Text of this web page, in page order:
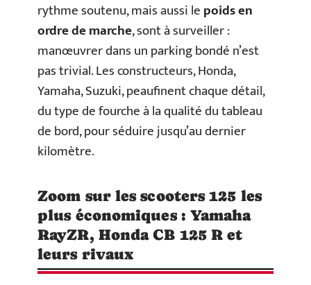
rythme soutenu, mais aussi lepoids en
ordre de marche, sont à surveiller :
manœuvrer dans un parking bondé n’est
pas trivial. Les constructeurs, Honda,
Yamaha, Suzuki, peaufinent chaque détail,
du type de fourche à la qualité du tableau
de bord, pour séduire jusqu’au dernier
kilomètre.
Zoom sur les scooters 125 les
plus économiques : Yamaha
RayZR, Honda CB 125 R et
leurs rivaux